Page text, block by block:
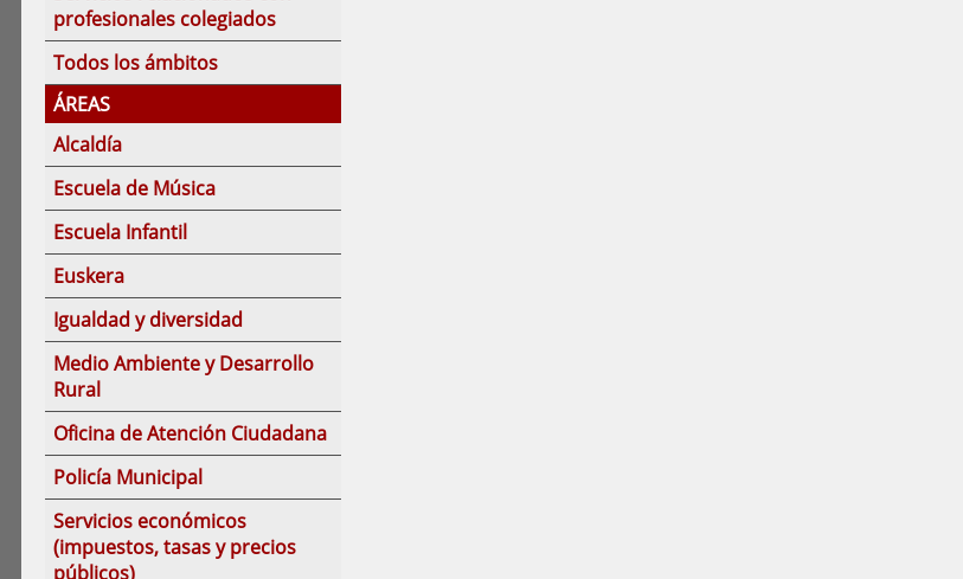
profesionales colegiados
Todos los ámbitos
ÁREAS
Alcaldía
Escuela de Música
Escuela Infantil
Euskera
Igualdad y diversidad
Medio Ambiente y Desarrollo
Rural
Oficina de Atención Ciudadana
Policía Municipal
Servicios económicos
(impuestos, tasas y precios
públicos)